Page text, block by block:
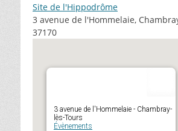
Site de l'Hippodrôme
3 avenue de l'Hommelaie,
37170
3 avenue de l'Hommelaie - Chambray-
lès-Tours
Évènements